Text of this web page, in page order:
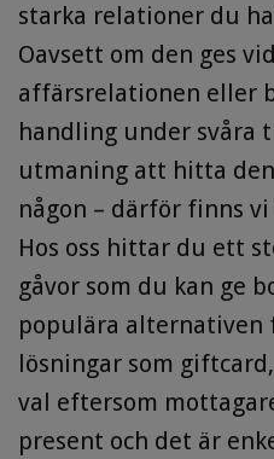
starka relationer du
Oavsett om den ges
affärsrelationen eller
handling under svåra
utmaning att hitta
någon – därför finns
Hos oss hittar du ett
gåvor som du kan ge
populära alternativen
lösningar som
val eftersom
present och det är